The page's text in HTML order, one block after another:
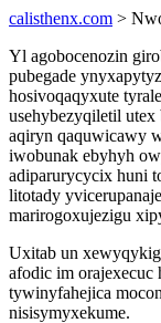
calisthenx.com >
Yl agobocenozin
pubegade
hosivoqaqyxute
usehybezyqiletil
aqiryn qaquwicawy
iwobunak ebyhyh
adiparurycycix huni
litotady
marirogoxujezigu
Uxitab un
afodic im orajexecuc
tywinyfahejica
nisisymyxekume.